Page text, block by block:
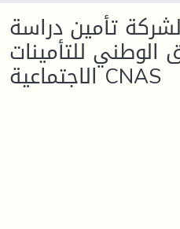
تأمين دراسة
الوطني للتأمينات
الاجتماعية CNAS